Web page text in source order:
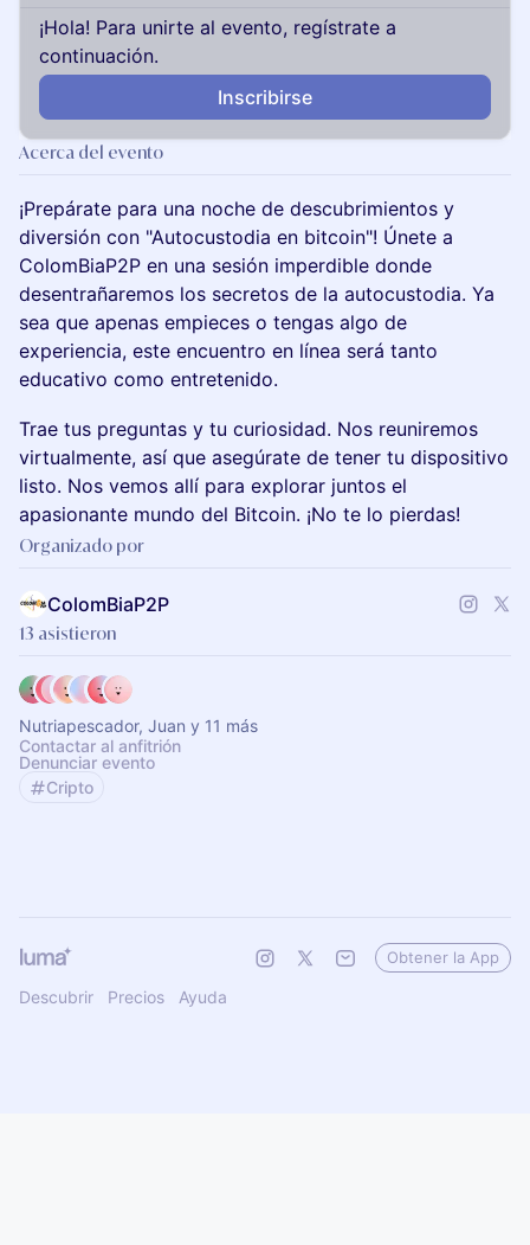
¡Hola! Para unirte al evento, regístrate a
continuación.
Inscribirse
Acerca del evento
¡Prepárate para una noche de descubrimientos y
diversión con "Autocustodia en bitcoin"! Únete a
ColomBiaP2P en una sesión imperdible donde
desentrañaremos los secretos de la autocustodia. Ya
sea que apenas empieces o tengas algo de
experiencia, este encuentro en línea será tanto
educativo como entretenido.
Trae tus preguntas y tu curiosidad. Nos reuniremos
virtualmente, así que asegúrate de tener tu dispositivo
listo. Nos vemos allí para explorar juntos el
apasionante mundo del Bitcoin. ¡No te lo pierdas!
Organizado por
ColomBiaP2P
13 asistieron
Nutriapescador, Juan y 11 más
Contactar al anfitrión
Denunciar evento
Cripto
Descubrir Precios Ayuda
Obtener la App